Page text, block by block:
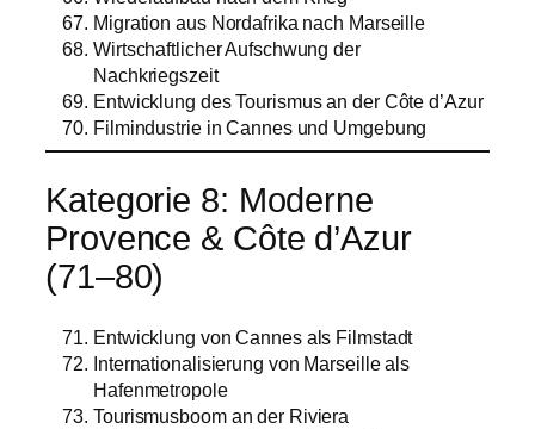
Migration aus Nordafrika nach Marseille
Wirtschaftlicher Aufschwung der
Nachkriegszeit
Entwicklung des Tourismus an der Côte d’Azur
Filmindustrie in Cannes und Umgebung
Kategorie 8: Moderne
Provence & Côte d’Azur
(71–80)
Entwicklung von Cannes als Filmstadt
Internationalisierung von Marseille als
Hafenmetropole
Tourismusboom an der Riviera